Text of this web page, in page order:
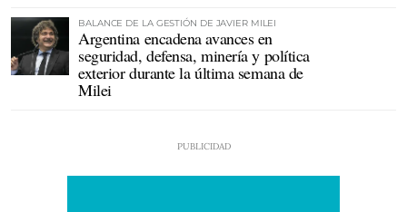
BALANCE DE LA GESTIÓN DE JAVIER MILEI
Argentina encadena avances en
seguridad, defensa, minería y política
exterior durante la última semana de
Milei